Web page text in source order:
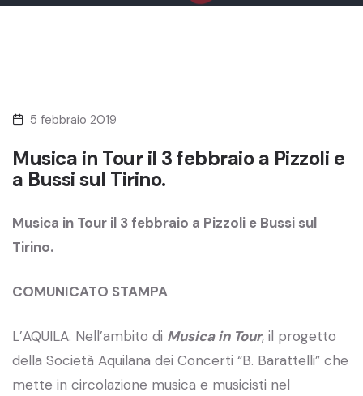
5 febbraio 2019
Musica in Tour il 3 febbraio a Pizzoli e
a Bussi sul Tirino.
Musica in Tour il 3 febbraio a Pizzoli e Bussi sul
Tirino.
COMUNICATO STAMPA
L’AQUILA. Nell’ambito di Musica in Tour, il progetto
della Società Aquilana dei Concerti “B. Barattelli” che
mette in circolazione musica e musicisti nel